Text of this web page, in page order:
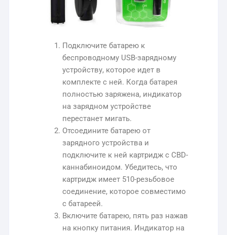
Подключите батарею к
беспроводному USB-зарядному
устройству, которое идет в
комплекте с ней. Когда батарея
полностью заряжена, индикатор
на зарядном устройстве
перестанет мигать.
Отсоедините батарею от
зарядного устройства и
подключите к ней картридж с CBD-
каннабиноидом. Убедитесь, что
картридж имеет 510-резьбовое
соединение, которое совместимо
с батареей.
Включите батарею, пять раз нажав
на кнопку питания. Индикатор на